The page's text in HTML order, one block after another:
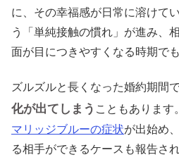
に、その幸福感が日常に溶けて
う「単純接触の慣れ」が進み、
面が目につきやすくなる時期でも
ズルズルと長くなった婚約期間で
化が出てしまう こともあります
マリッジブルーの症状が出始め
る相手ができるケースも報告さ